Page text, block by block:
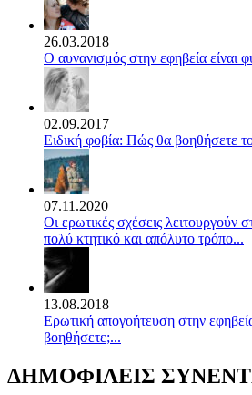
26.03.2018
Ο αυνανισμός στην εφηβεία είναι
02.09.2017
Ειδική φοβία: Πώς θα βοηθήσετε
07.11.2020
Οι ερωτικές σχέσεις λειτουργούν
πολύ κτητικό και απόλυτο τρόπο...
13.08.2018
Ερωτική απογοήτευση στην
βοηθήσετε;...
ΔΗΜΟΦΙΛΕΙΣ